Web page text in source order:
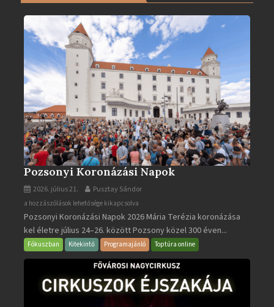
bejegyzéshez
Pozsonyi Koronázási Napok
2026. július 21. Pusztay Sándor
Pozsonyi
Koronázási
Napok
bejegyzéshez
a hozzászólások lehetősége kikapcsolva
Pozsonyi Koronázási Napok 2026 Mária Terézia koronázása
kel életre július 24–26. között Pozsony közel 300 éven...
Fókuszban Kitekintő Programajánló Toptúra online